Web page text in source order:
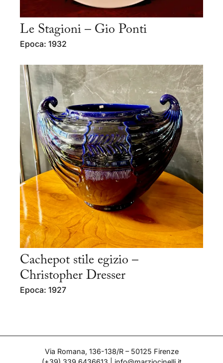
Le Stagioni – Gio Ponti
Epoca: 1932
Cachepot stile egizio –
Christopher Dresser
Epoca: 1927
Via Romana, 136-138/R – 50125 Firenze